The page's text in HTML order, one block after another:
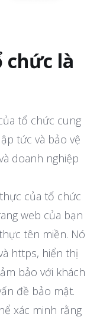
chức là
tổ chức cung
tức và bảo vệ
doanh nghiệp
của tổ chức
web của bạn
tên miền. Nó
https, hiển thị
bảo với khách
đề bảo mật.
xác minh rằng